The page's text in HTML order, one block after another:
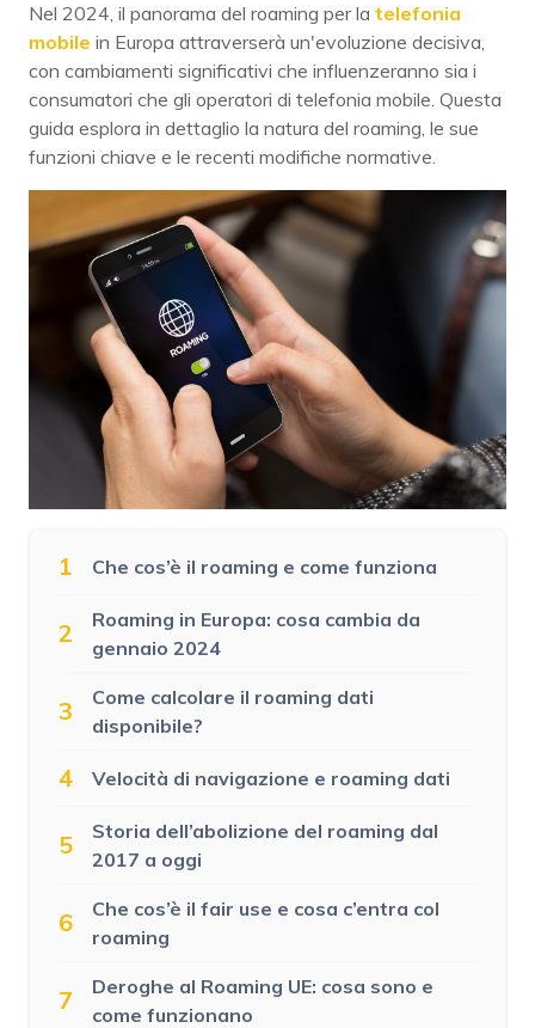
Nel 2024, il panorama del roaming per la telefonia
mobile in Europa attraverserà un'evoluzione decisiva,
con cambiamenti significativi che influenzeranno sia i
consumatori che gli operatori di telefonia mobile. Questa
guida esplora in dettaglio la natura del roaming, le sue
funzioni chiave e le recenti modifiche normative.
1 Che cos’è il roaming e come funziona
2
Roaming in Europa: cosa cambia da
gennaio 2024
3
Come calcolare il roaming dati
disponibile?
4 Velocità di navigazione e roaming dati
5
Storia dell’abolizione del roaming dal
2017 a oggi
6
Che cos’è il fair use e cosa c’entra col
roaming
7
Deroghe al Roaming UE: cosa sono e
come funzionano